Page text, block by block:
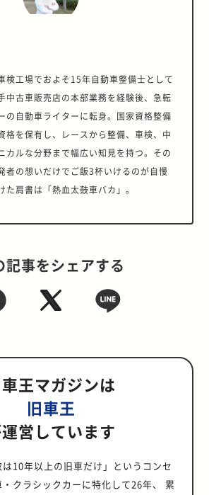
検工場でおよそ15年自動車整備士として
中古車販売店の本部業務を経験後、急転
の自動車ライターに転身。国家資格整備
格を保有し、レースから整備、車検、中
カルな分野まで幅広い知見を持つ。その
者の想いだけでご飯3杯いけるのが自慢
た肩書は「熱血太鼓車バカ」。
記事をシェアする
王マガジンは
旧車王
営しています
10年以上の旧車だけ」というコンセ
クラシックカーに特化して26年、 累